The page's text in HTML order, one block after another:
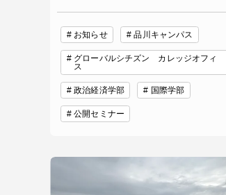
お知らせ 品川キャンパス
グローバルシチズン カレッジオフィ
ス
政治経済学部 国際学部
公開セミナー
海外派遣留学プログラム –
TOKAI Outbound
留学生への情報 – TOKAI
Inbound
Global Programs